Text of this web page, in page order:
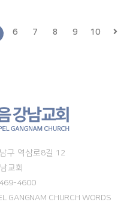
6 7 8 9 10
구 역삼로8길 12
교회
4600
GANGNAM CHURCH WORDS